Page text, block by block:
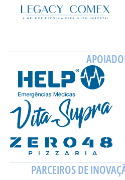
PARCEIROS DE